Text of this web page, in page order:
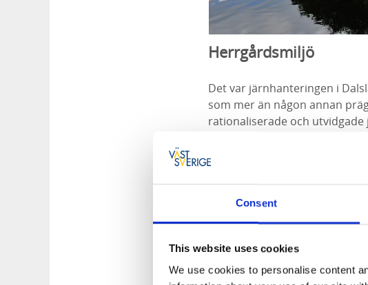
Consent
This website uses cookies
We use cookies to personalise content
Herrgårdsmiljö
Det var järnhanteringen i
som mer än någon annan
rationaliserade och
internationell ryktbarhet.
Idag återstår endast rester av
trädslag, tusentals exotiska
På Baldersnäs bedrivs
landskapet öppet.Areal:ca